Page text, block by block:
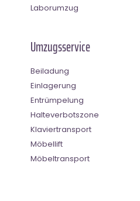
Laborumzug
Umzugsservice
Beiladung
Einlagerung
Entrümpelung
Halteverbotszone
Klaviertransport
Möbellift
Möbeltransport